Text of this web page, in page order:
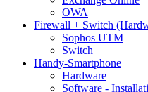
OWA
Firewall + Switch
Sophos UTM
Switch
Handy-Smartphone
Hardware
Software -